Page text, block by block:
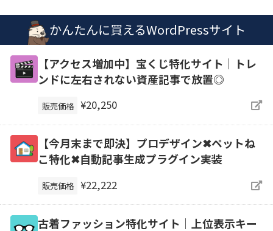
かんたんに買えるWordPressサイト
【アクセス増加中】宝くじ特化サイト｜トレ
ンドに左右されない資産記事で放置◎
販売価格 ¥20,250
【今月末まで即決】プロデザイン✖ペットね
こ特化✖自動記事生成プラグイン実装
販売価格 ¥22,222
古着ファッション特化サイト│上位表示キー